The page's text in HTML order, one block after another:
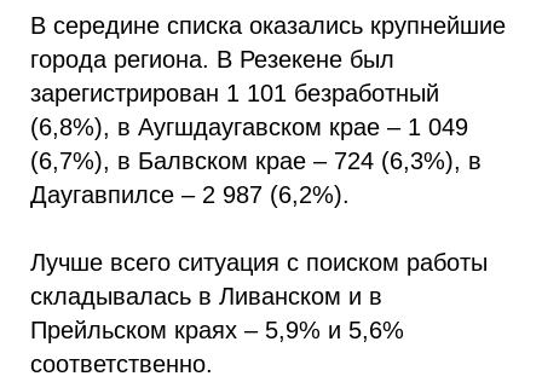
В середине списка оказались крупнейшие
города региона. В Резекене был
зарегистрирован 1 101 безработный
(6,8%), в Аугшдаугавском крае – 1 049
(6,7%), в Балвском крае – 724 (6,3%), в
Даугавпилсе – 2 987 (6,2%).
Лучше всего ситуация с поиском работы
складывалась в Ливанском и в
Прейльском краях – 5,9% и 5,6%
соответственно.